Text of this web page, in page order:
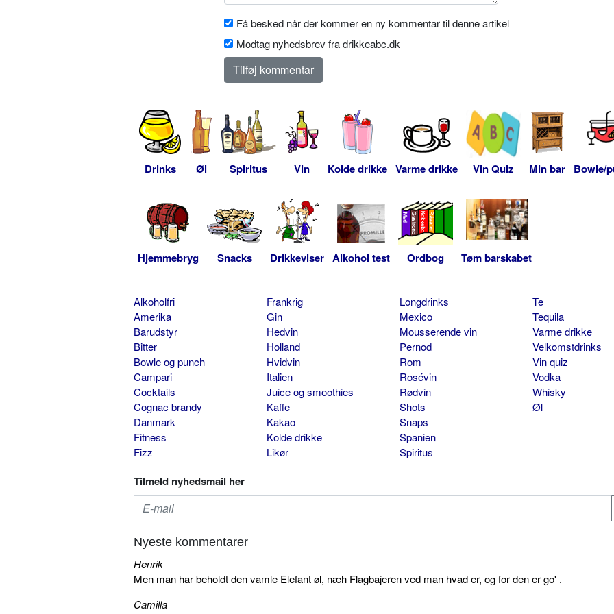
Få besked når der kommer en ny kommentar til denne artikel
Modtag nyhedsbrev fra drikkeabc.dk
Drinks Øl Spiritus Vin Kolde drikke Varme drikke Vin Quiz Min bar Bowle/
Hjemmebryg Snacks Drikkeviser Alkohol test Ordbog Tøm barskabet
Alkoholfri
Amerika
Barudstyr
Bitter
Bowle og punch
Campari
Cocktails
Cognac brandy
Danmark
Fitness
Fizz
Frankrig
Gin
Hedvin
Holland
Hvidvin
Italien
Juice og smoothies
Kaffe
Kakao
Kolde drikke
Likør
Longdrinks
Mexico
Mousserende vin
Pernod
Rom
Rosévin
Rødvin
Shots
Snaps
Spanien
Spiritus
Te
Tequila
Varme drikke
Velkomstdrinks
Vin quiz
Vodka
Whisky
Øl
Tilmeld nyhedsmail her
Nyeste kommentarer
Henrik
Men man har beholdt den vamle Elefant øl, næh Flagbajeren ved man hvad er, og for den er go' .
Camilla